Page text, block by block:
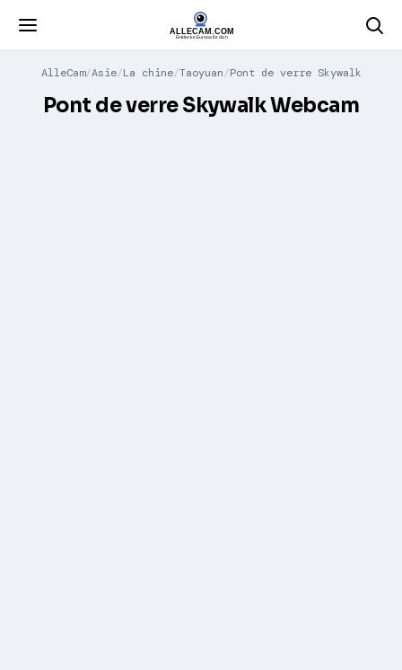
AlleCam Asie La chine Taoyuan Pont de verre Skywalk
Pont de verre Skywalk Webcam